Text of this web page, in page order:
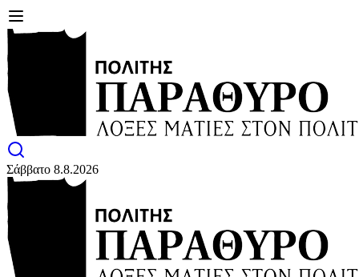
Σάββατο 8.8.2026